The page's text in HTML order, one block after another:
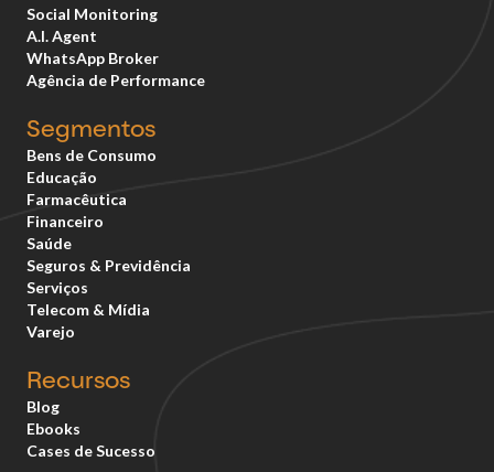
Social Monitoring
A.I. Agent
WhatsApp Broker
Agência de Performance
Segmentos
Bens de Consumo
Educação
Farmacêutica
Financeiro
Saúde
Seguros & Previdência
Serviços
Telecom & Mídia
Varejo
Recursos
Blog
Ebooks
Cases de Sucesso